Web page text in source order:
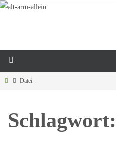
Datei
Schlagwort: